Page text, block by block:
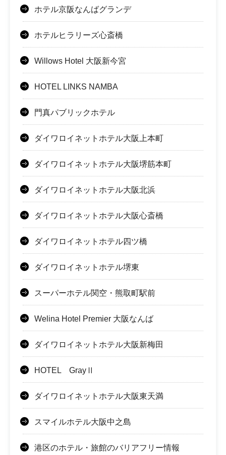
ホテル京阪なんばグランデ
ホテルヒラリーズ心斎橋
Willows Hotel 大阪新今宮
HOTEL LINKS NAMBA
門真パブリックホテル
ダイワロイネットホテル大阪上本町
ダイワロイネットホテル大阪堺筋本町
ダイワロイネットホテル大阪北浜
ダイワロイネットホテル大阪心斎橋
ダイワロイネットホテル四ツ橋
ダイワロイネットホテル堺東
スーパーホテル関空・熊取町駅前
Welina Hotel Premier 大阪なんば
ダイワロイネットホテル大阪新梅田
HOTEL GrayⅡ
ダイワロイネットホテル大阪東天満
スマイルホテル大阪中之島
港区のホテル・旅館のバリアフリー情報